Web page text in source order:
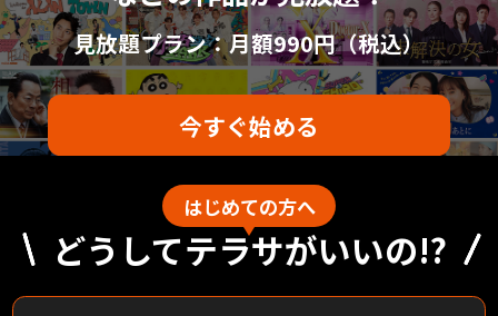
見放題プラン：月額990円（税込）
今すぐ始める
はじめての方へ
どうしてテラサがいいの!?